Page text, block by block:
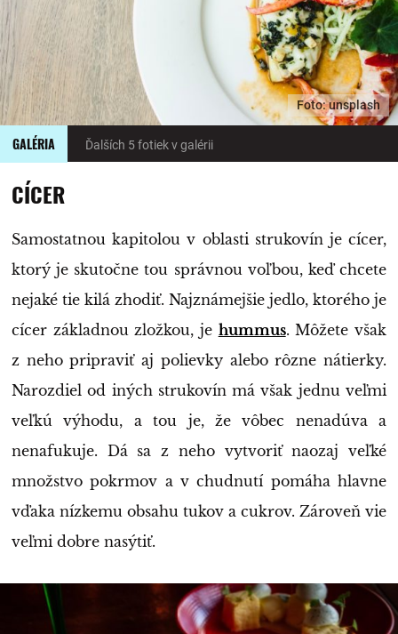
GALÉRIA Ďalších 5 fotiek v galérii
Foto: unsplash
CÍCER
Samostatnou kapitolou v oblasti strukovín je cícer,
ktorý je skutočne tou správnou voľbou, keď chcete
nejaké tie kilá zhodiť. Najznámejšie jedlo, ktorého je
cícer základnou zložkou, je hummus. Môžete však
z neho pripraviť aj polievky alebo rôzne nátierky.
Narozdiel od iných strukovín má však jednu veľmi
veľkú výhodu, a tou je, že vôbec nenadúva a
nenafukuje. Dá sa z neho vytvoriť naozaj veľké
množstvo pokrmov a v chudnutí pomáha hlavne
vďaka nízkemu obsahu tukov a cukrov. Zároveň vie
veľmi dobre nasýtiť.